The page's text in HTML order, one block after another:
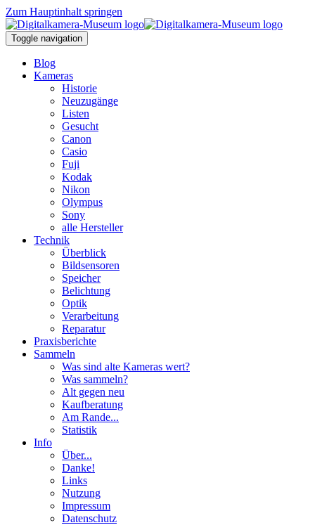
Zum Hauptinhalt springen
Toggle navigation
Blog
Kameras
Historie
Neuzugänge
Listen
Gesucht
Canon
Casio
Fuji
Kodak
Nikon
Olympus
Sony
alle Hersteller
Technik
Überblick
Bildsensoren
Speicher
Belichtung
Optik
Verarbeitung
Reparatur
Praxisberichte
Sammeln
Was sind alte Kameras wert?
Was sammeln?
Alt gegen neu
Kaufberatung
Am Rande...
Statistik
Info
Über...
Danke!
Links
Nutzung
Impressum
Datenschutz